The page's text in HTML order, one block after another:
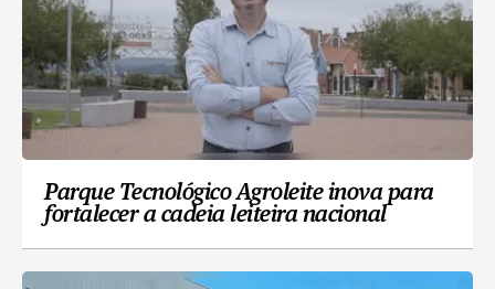
Parque Tecnológico Agroleite inova para
fortalecer a cadeia leiteira nacional